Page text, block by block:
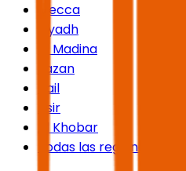
Mecca
Riyadh
Al Madina
Jazan
Hail
Asir
Al Khobar
Todas las regiones